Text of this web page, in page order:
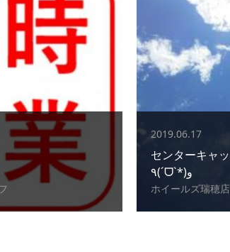
2019.06.17
センターキャ
٩(ˊᗜˋ*)و
ホイールズ瑞穂